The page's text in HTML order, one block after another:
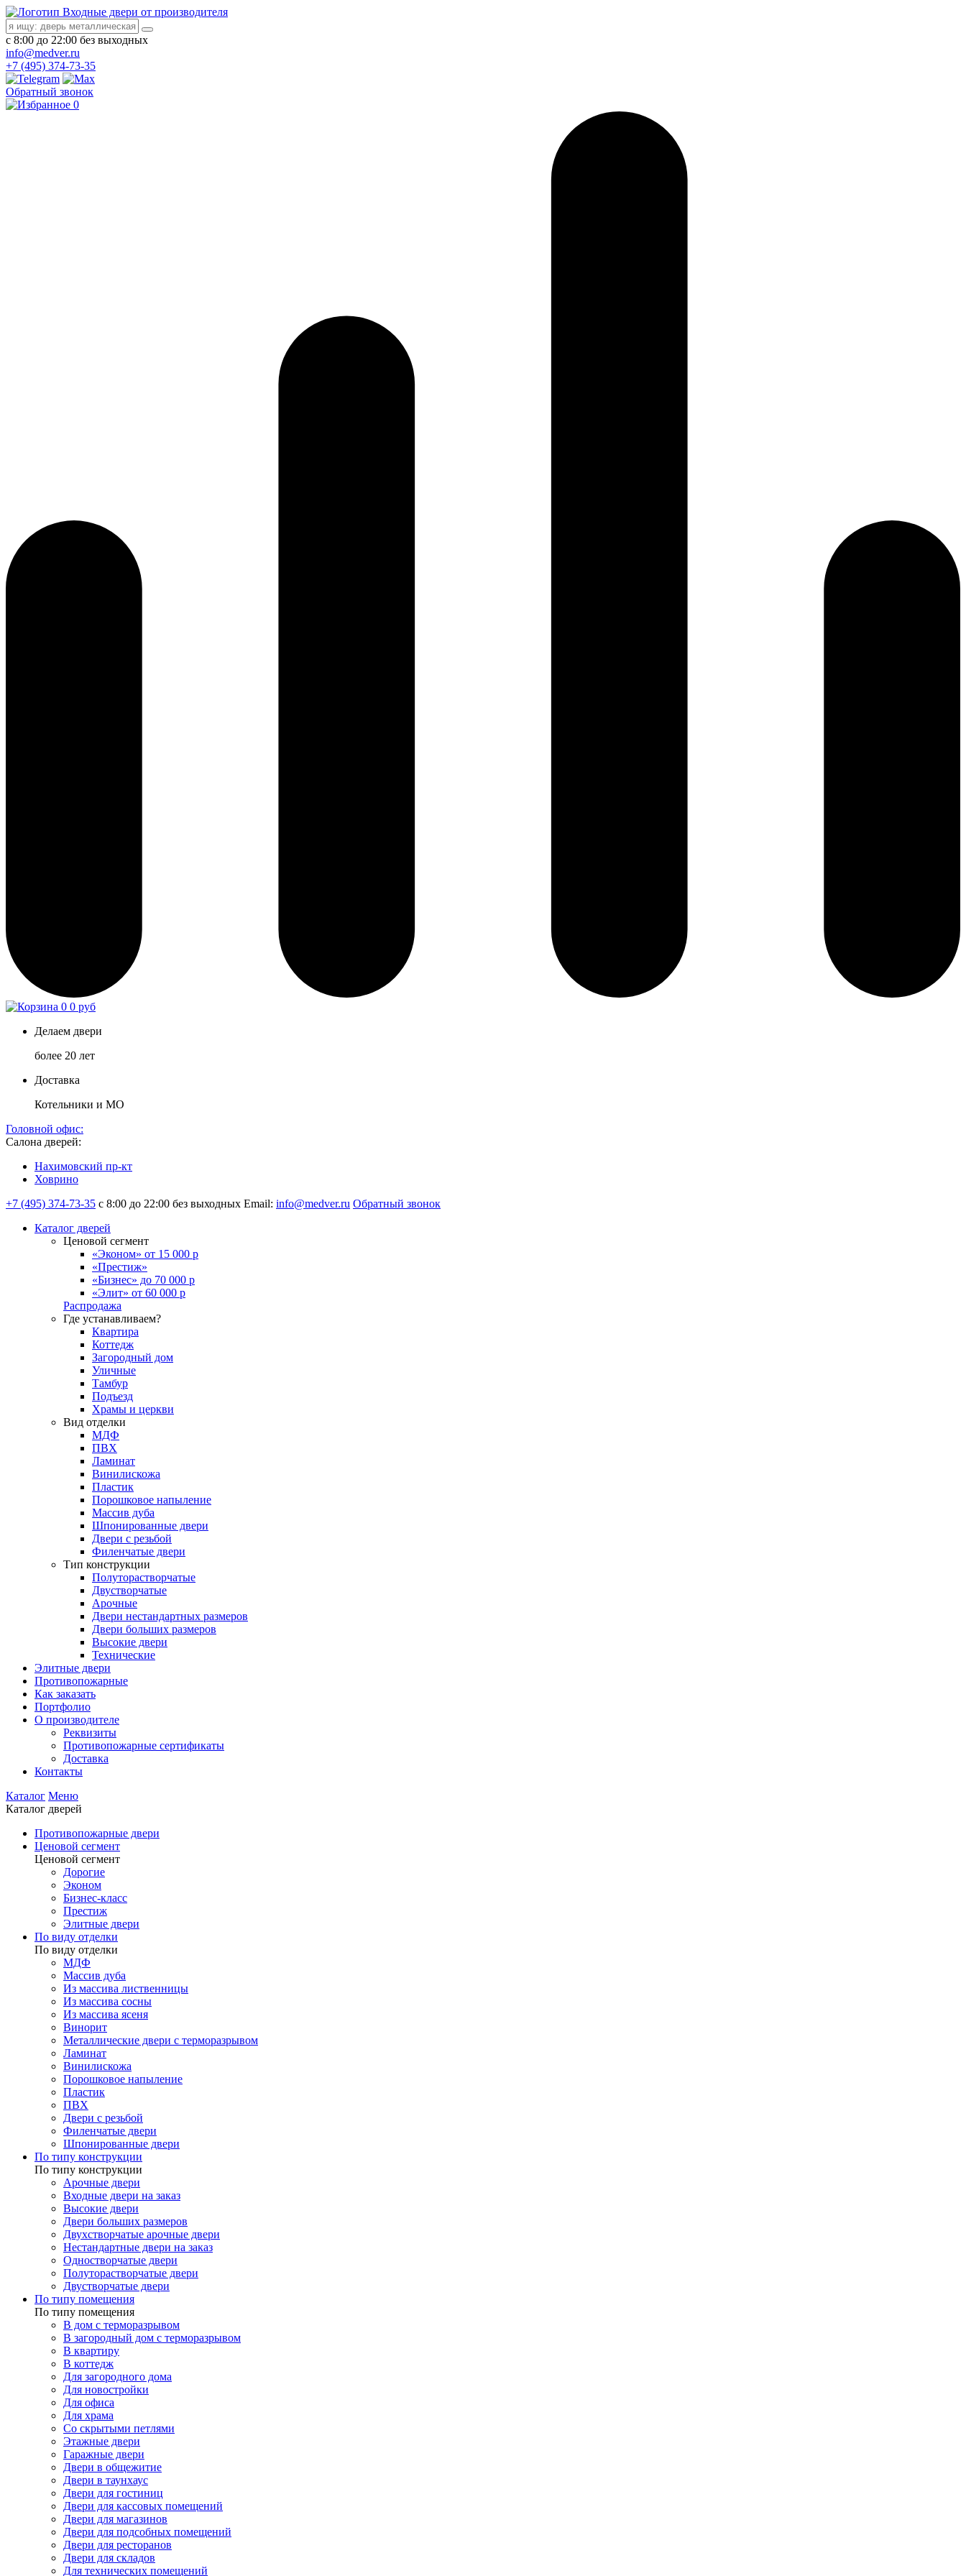
Входные двери от производителя
с 8:00 до 22:00 без выходных
info@medver.ru
+7 (495) 374-73-35
Обратный звонок
0
0 0 руб
Делаем двери
более 20 лет
Доставка
Котельники и МО
Головной офис:
Салона дверей:
Нахимовский пр-кт
Ховрино
+7 (495) 374-73-35 с 8:00 до 22:00 без выходных Email: info@medver.ru Обратный звонок
Каталог дверей
Ценовой сегмент
«Эконом» от 15 000 р
«Престиж»
«Бизнес» до 70 000 р
«Элит» от 60 000 р
Распродажа
Где устанавливаем?
Квартира
Коттедж
Загородный дом
Уличные
Тамбур
Подъезд
Храмы и церкви
Вид отделки
МДФ
ПВХ
Ламинат
Винилискожа
Пластик
Порошковое напыление
Массив дуба
Шпонированные двери
Двери с резьбой
Филенчатые двери
Тип конструкции
Полуторастворчатые
Двустворчатые
Арочные
Двери нестандартных размеров
Двери больших размеров
Высокие двери
Технические
Элитные двери
Противопожарные
Как заказать
Портфолио
О производителе
Реквизиты
Противопожарные сертификаты
Доставка
Контакты
Каталог Меню
Каталог дверей
Противопожарные двери
Ценовой сегмент
Ценовой сегмент
Дорогие
Эконом
Бизнес-класс
Престиж
Элитные двери
По виду отделки
По виду отделки
МДФ
Массив дуба
Из массива лиственницы
Из массива сосны
Из массива ясеня
Винорит
Металлические двери с терморазрывом
Ламинат
Винилискожа
Порошковое напыление
Пластик
ПВХ
Двери с резьбой
Филенчатые двери
Шпонированные двери
По типу конструкции
По типу конструкции
Арочные двери
Входные двери на заказ
Высокие двери
Двери больших размеров
Двухстворчатые арочные двери
Нестандартные двери на заказ
Одностворчатые двери
Полуторастворчатые двери
Двустворчатые двери
По типу помещения
По типу помещения
В дом с терморазрывом
В загородный дом с терморазрывом
В квартиру
В коттедж
Для загородного дома
Для новостройки
Для офиса
Для храма
Со скрытыми петлями
Этажные двери
Гаражные двери
Двери в общежитие
Двери в таунхаус
Двери для гостиниц
Двери для кассовых помещений
Двери для магазинов
Двери для подсобных помещений
Двери для ресторанов
Двери для складов
Для технических помещений